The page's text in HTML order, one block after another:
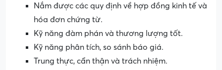
Nắm được các quy định về hợp đồng kinh tế và
hóa đơn chứng từ.
Kỹ năng đàm phán và thương lượng tốt.
Kỹ năng phân tích, so sánh báo giá.
Trung thực, cẩn thận và trách nhiệm.